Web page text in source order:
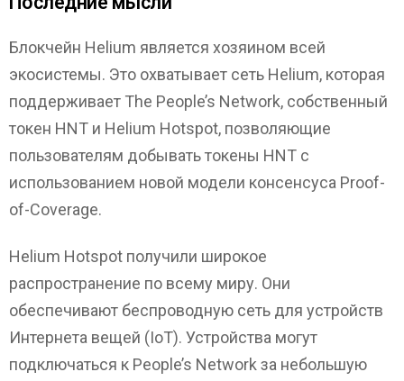
Блокчейн Helium является хозяином всей
экосистемы. Это охватывает сеть Helium, которая
поддерживает The People’s Network, собственный
токен HNT и Helium Hotspot, позволяющие
пользователям добывать токены HNT с
использованием новой модели консенсуса Proof-
of-Coverage.
Helium Hotspot получили широкое
распространение по всему миру. Они
обеспечивают беспроводную сеть для устройств
Интернета вещей (IoT). Устройства могут
подключаться к People’s Network за небольшую